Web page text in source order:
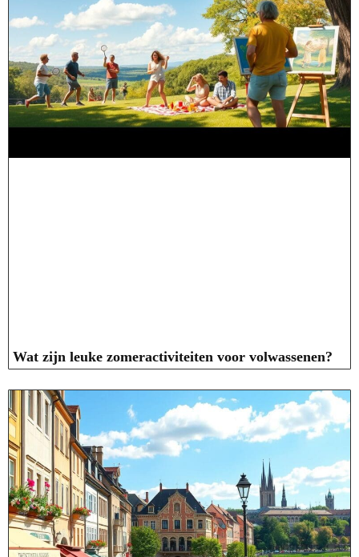
Wat zijn leuke zomeractiviteiten voor volwassenen?